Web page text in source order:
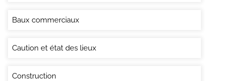
Baux commerciaux
Caution et état des lieux
Construction